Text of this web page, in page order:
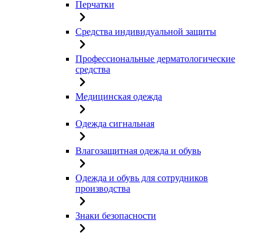
Перчатки
Средства индивидуальной защиты
Профессиональные дерматологические
средства
Медицинская одежда
Одежда сигнальная
Влагозащитная одежда и обувь
Одежда и обувь для сотрудников
производства
Знаки безопасности